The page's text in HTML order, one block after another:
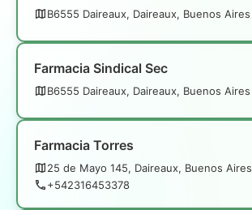
B6555 Daireaux, Daireaux, Buenos Aires
Farmacia Sindical Sec
B6555 Daireaux, Daireaux, Buenos Aires
Farmacia Torres
25 de Mayo 145, Daireaux, Buenos Aires
+542316453378